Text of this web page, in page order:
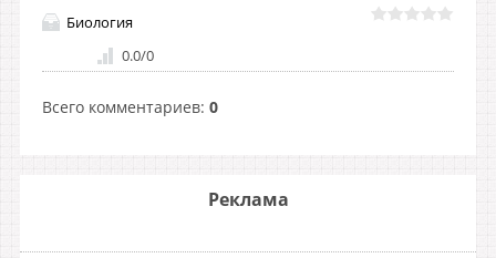
Биология
0.0/0
Всего комментариев: 0
Реклама